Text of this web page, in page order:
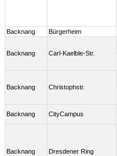
Backnang Bürgerheim
Backnang Carl-Kaelble-Str.
Backnang Christophstr.
Backnang CityCampus
Backnang Dresdener Ring